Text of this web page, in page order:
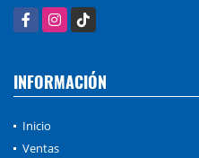
FacebookInstagram
TikTok
INFORMACIÓN
Inicio
Ventas